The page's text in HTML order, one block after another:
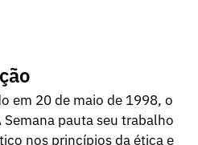
em 20 de maio de 1998, o
Semana pauta seu trabalho
nos princípios da ética e